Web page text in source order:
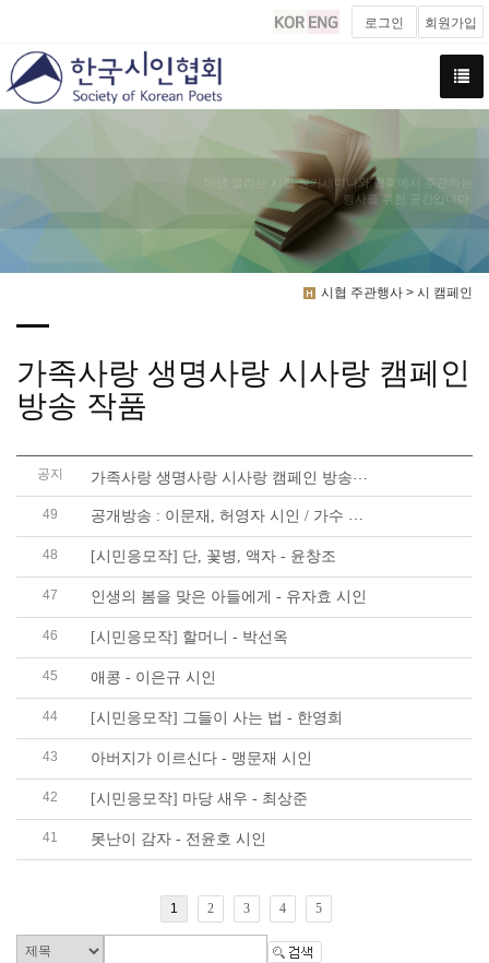
로그인 회원가입
매년 열리는 시협 정기세미나와 협회에서 주관하는
행사를 위한 공간입니다.
시협 주관행사 > 시 캠페인
가족사랑 생명사랑 시사랑 캠페인
방송 작품
공지 가족사랑 생명사랑 시사랑 캠페인 방송작품들을 ..
49 공개방송 : 이문재, 허영자 시인 / 가수 홍대광 ..
48 [시민응모작] 단, 꽃병, 액자 - 윤창조
47 인생의 봄을 맞은 아들에게 - 유자효 시인
46 [시민응모작] 할머니 - 박선옥
45 애콩 - 이은규 시인
44 [시민응모작] 그들이 사는 법 - 한영희
43 아버지가 이르신다 - 맹문재 시인
42 [시민응모작] 마당 새우 - 최상준
41 못난이 감자 - 전윤호 시인
1 2 3 4 5